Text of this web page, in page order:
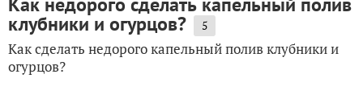
клубники и огурцов? 5
Как сделать недорого капельный полив клубники и
огурцов?